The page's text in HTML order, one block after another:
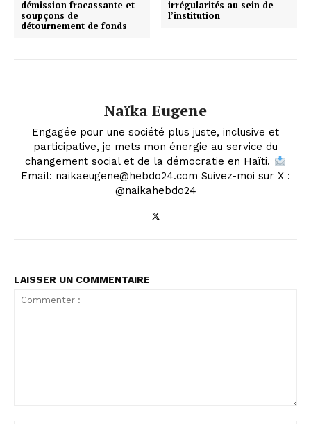
démission fracassante et
soupçons de
détournement de fonds
irrégularités au sein de
l’institution
Naïka Eugene
Engagée pour une société plus juste, inclusive et
participative, je mets mon énergie au service du
changement social et de la démocratie en Haïti.
Email: naikaeugene@hebdo24.com Suivez-moi sur X :
@naikahebdo24
LAISSER UN COMMENTAIRE